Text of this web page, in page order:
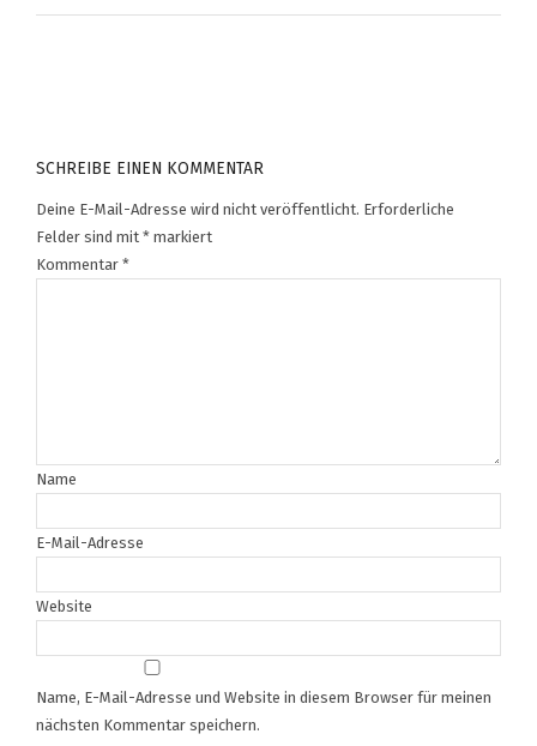
SCHREIBE EINEN KOMMENTAR
Deine E-Mail-Adresse wird nicht veröffentlicht. Erforderliche
Felder sind mit * markiert
Kommentar *
Name
E-Mail-Adresse
Website
Name, E-Mail-Adresse und Website in diesem Browser für meinen
nächsten Kommentar speichern.